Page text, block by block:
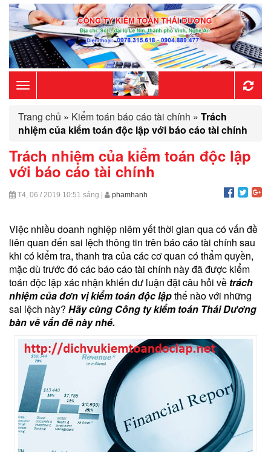
Toggle
navigation
Trang chủ » Kiểm toán báo cáo tài chính » Trách
nhiệm của kiểm toán độc lập với báo cáo tài chính
Trách nhiệm của kiểm toán độc lập
với báo cáo tài chính
T4, 06 / 2019 10:51 sáng | phamhanh
Việc nhiều doanh nghiệp niêm yết thời gian qua có vấn đề
liên quan đến sai lệch thông tin trên báo cáo tài chính sau
khi có kiểm tra, thanh tra của các cơ quan có thẩm quyền,
mặc dù trước đó các báo cáo tài chính này đã được kiểm
toán độc lập xác nhận khiến dư luận đặt câu hỏi về trách
nhiệm của đơn vị kiểm toán độc lậpthế nào với những
sai lệch này? Hãy cùng Công ty kiểm toán Thái Dương
bàn về vấn đề này nhé.